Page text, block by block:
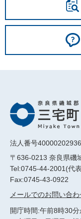
法人番号
〒636-0213 奈良県磯
Tel:0745-44-2001(代
Fax:0745-43-0922
メールでのお問い合
開庁時間:午前8時30